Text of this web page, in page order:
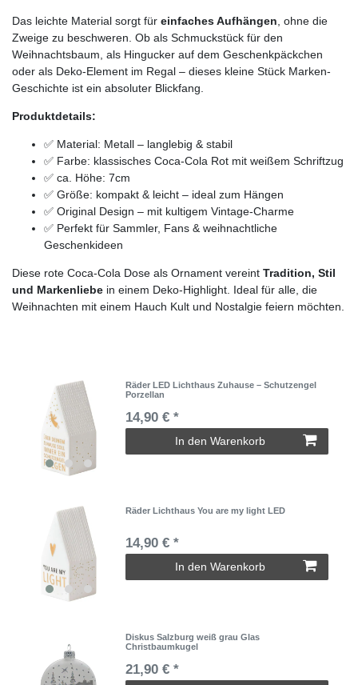
Das leichte Material sorgt für einfaches Aufhängen , ohne die
Zweige zu beschweren. Ob als Schmuckstück für den
Weihnachtsbaum, als Hingucker auf dem Geschenkpäckchen
oder als Deko-Element im Regal – dieses kleine Stück Marken-
Geschichte ist ein absoluter Blickfang.
Produktdetails:
✅ Material: Metall – langlebig & stabil
✅ Farbe: klassisches Coca-Cola Rot mit weißem Schriftzug
✅ ca. Höhe: 7cm
✅ Größe: kompakt & leicht – ideal zum Hängen
✅ Original Design – mit kultigem Vintage-Charme
✅ Perfekt für Sammler, Fans & weihnachtliche
Geschenkideen
Diese rote Coca-Cola Dose als Ornament vereint Tradition, Stil
und Markenliebe in einem Deko-Highlight. Ideal für alle, die
Weihnachten mit einem Hauch Kult und Nostalgie feiern möchten.
Räder LED Lichthaus Zuhause – Schutzengel
Porzellan
14,90 € *
In den Warenkorb
Räder Lichthaus You are my light LED
14,90 € *
In den Warenkorb
Diskus Salzburg weiß grau Glas
Christbaumkugel
21,90 € *